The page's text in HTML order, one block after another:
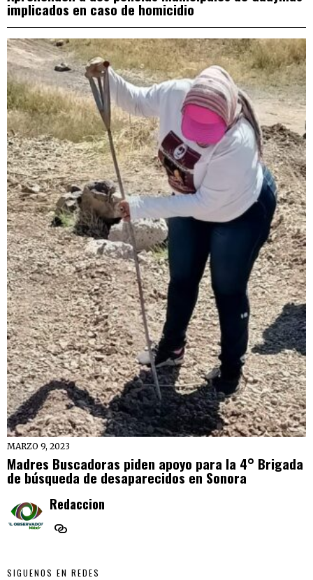
implicados en caso de homicidio
MARZO 9, 2023
Madres Buscadoras piden apoyo para la 4° Brigada
de búsqueda de desaparecidos en Sonora
Redaccion
SIGUENOS EN REDES